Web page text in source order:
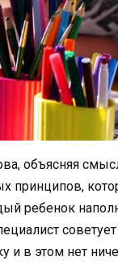
объясняя
принципов,
ребенок
в этом нет